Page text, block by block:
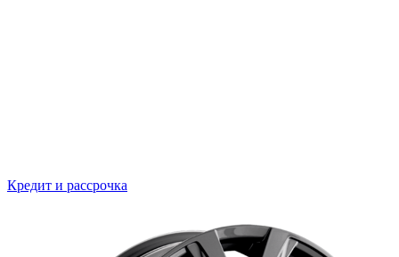
Кредит и рассрочка